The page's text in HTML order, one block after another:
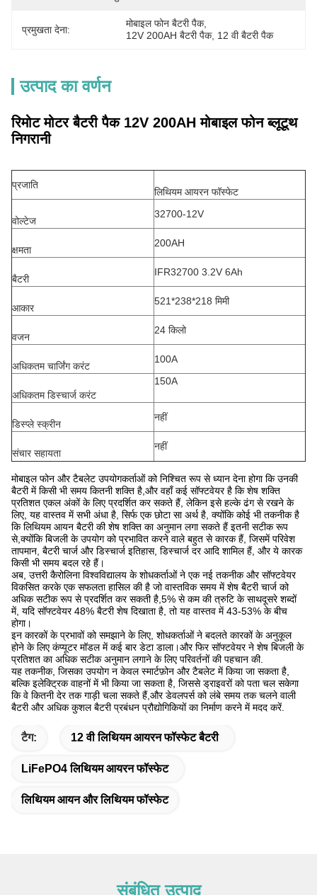
प्रमुखता देना:
मोबाइल फोन बैटरी पैक,
12V 200AH बैटरी पैक, 12 वी बैटरी पैक
उत्पाद का वर्णन
रिमोट मोटर बैटरी पैक 12V 200AH मोबाइल फोन ब्लूटूथ
निगरानी
प्रजाति
लिथियम आयरन फॉस्फेट
वोल्टेज
32700-12V
क्षमता
200AH
बैटरी
IFR32700 3.2V 6Ah
आकार
521*238*218 मिमी
वजन
24 किलो
अधिकतम चार्जिंग करंट
100A
अधिकतम डिस्चार्ज करंट
150A
डिस्प्ले स्क्रीन
नहीं
संचार सहायता
नहीं
मोबाइल फोन और टैबलेट उपयोगकर्ताओं को निश्चित रूप से ध्यान देना होगा कि उनकी
बैटरी में किसी भी समय कितनी शक्ति है,और वहाँ कई सॉफ्टवेयर है कि शेष शक्ति
प्रतिशत एकल अंकों के लिए प्रदर्शित कर सकते हैं, लेकिन इसे हल्के ढंग से रखने के
लिए, यह वास्तव में सभी अंधा है, सिर्फ एक छोटा सा अर्थ है, क्योंकि कोई भी तकनीक है
कि लिथियम आयन बैटरी की शेष शक्ति का अनुमान लगा सकते हैं इतनी सटीक रूप
से,क्योंकि बिजली के उपयोग को प्रभावित करने वाले बहुत से कारक हैं, जिसमें परिवेश
तापमान, बैटरी चार्ज और डिस्चार्ज इतिहास, डिस्चार्ज दर आदि शामिल हैं, और ये कारक
किसी भी समय बदल रहे हैं।
अब, उत्तरी कैरोलिना विश्वविद्यालय के शोधकर्ताओं ने एक नई तकनीक और सॉफ्टवेयर
विकसित करके एक सफलता हासिल की है जो वास्तविक समय में शेष बैटरी चार्ज को
अधिक सटीक रूप से प्रदर्शित कर सकती है,5% से कम की त्रुटि के साथदूसरे शब्दों
में, यदि सॉफ्टवेयर 48% बैटरी शेष दिखाता है, तो यह वास्तव में 43-53% के बीच
होगा।
इन कारकों के प्रभावों को समझाने के लिए, शोधकर्ताओं ने बदलते कारकों के अनुकूल
होने के लिए कंप्यूटर मॉडल में कई बार डेटा डाला।और फिर सॉफ्टवेयर ने शेष बिजली के
प्रतिशत का अधिक सटीक अनुमान लगाने के लिए परिवर्तनों की पहचान की.
यह तकनीक, जिसका उपयोग न केवल स्मार्टफ़ोन और टैबलेट में किया जा सकता है,
बल्कि इलेक्ट्रिक वाहनों में भी किया जा सकता है, जिससे ड्राइवरों को पता चल सकेगा
कि वे कितनी देर तक गाड़ी चला सकते हैं,और डेवलपर्स को लंबे समय तक चलने वाली
बैटरी और अधिक कुशल बैटरी प्रबंधन प्रौद्योगिकियों का निर्माण करने में मदद करें.
टैग: 12 वी लिथियम आयरन फॉस्फेट बैटरी
LiFePO4 लिथियम आयरन फॉस्फेट
लिथियम आयन और लिथियम फॉस्फेट
संबंधित उत्पाद